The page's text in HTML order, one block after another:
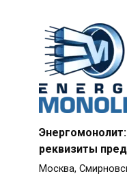
реквизиты
Москва,